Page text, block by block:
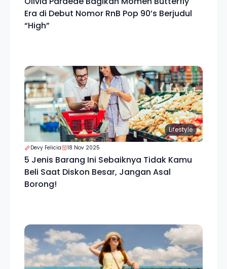
Era di Debut Nomor RnB Pop 90’s Berjudul
“High”
Lifestyle
Devy Felicia 18 Nov 2025
5 Jenis Barang Ini Sebaiknya Tidak Kamu
Beli Saat Diskon Besar, Jangan Asal
Borong!